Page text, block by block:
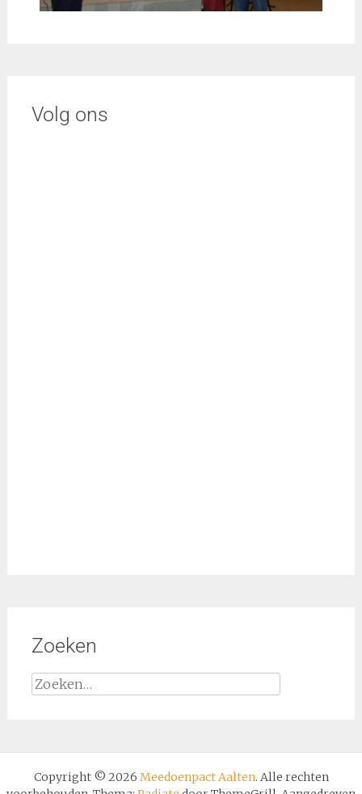
Volg ons
Zoeken
Copyright © 2026 Meedoenpact Aalten. Alle rechten